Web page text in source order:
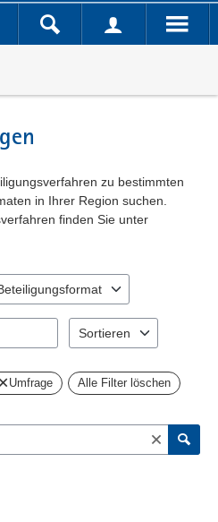
zu bestimmten
in Ihrer Region suchen.
finden Sie unter
Sortieren
Umfrage Alle Filter löschen